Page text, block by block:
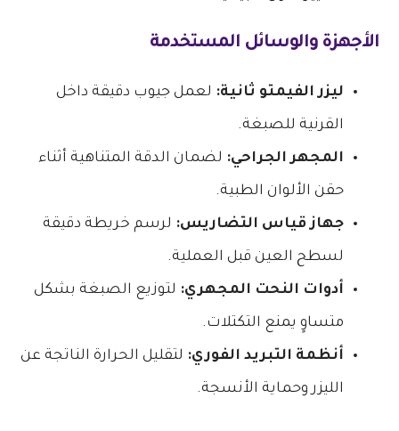
الأجهزة والوسائل المستخدمة
ليزر الفيمتو ثانية: لعمل جيوب دقيقة داخل
القرنية للصبغة.
المجهر الجراحي: لضمان الدقة المتناهية أثناء
حقن الألوان الطبية.
جهاز قياس التضاريس: لرسم خريطة دقيقة
لسطح العين قبل العملية.
أدوات النحت المجهري: لتوزيع الصبغة بشكل
متساوٍ يمنع التكتلات.
أنظمة التبريد الفوري: لتقليل الحرارة الناتجة عن
الليزر وحماية الأنسجة.